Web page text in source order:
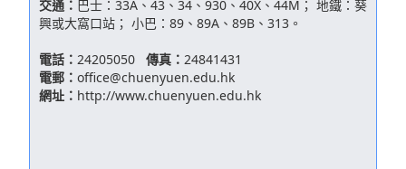
交通： 巴士：33A、43、34、930、40X、44M； 地鐵：葵
興或大窩口站； 小巴：89、89A、89B、313。
電話： 24205050 傳真： 24841431
電郵： office@chuenyuen.edu.hk
網址： http://www.chuenyuen.edu.hk